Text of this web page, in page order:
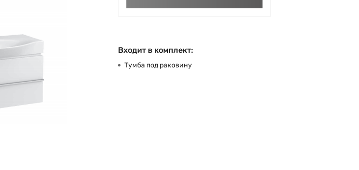
Входит в комплект:
Тумба под раковину